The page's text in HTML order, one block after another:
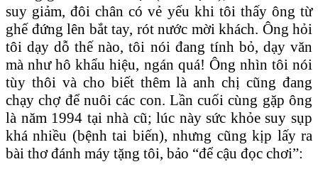
suy giảm, đôi chân có vẻ yếu khi tôi thấy ông từ
ghế đứng lên bắt tay, rót nước mời khách. Ông hỏi
tôi dạy dỗ thế nào, tôi nói đang tính bỏ, dạy văn
mà như hô khẩu hiệu, ngán quá! Ông nhìn tôi nói
tùy thôi và cho biết thêm là anh chị cũng đang
chạy chợ để nuôi các con. Lần cuối cùng gặp ông
là năm 1994 tại nhà cũ; lúc này sức khỏe suy sụp
khá nhiều (bệnh tai biến), nhưng cũng kịp lấy ra
bài thơ đánh máy tặng tôi, bảo “để cậu đọc chơi”: